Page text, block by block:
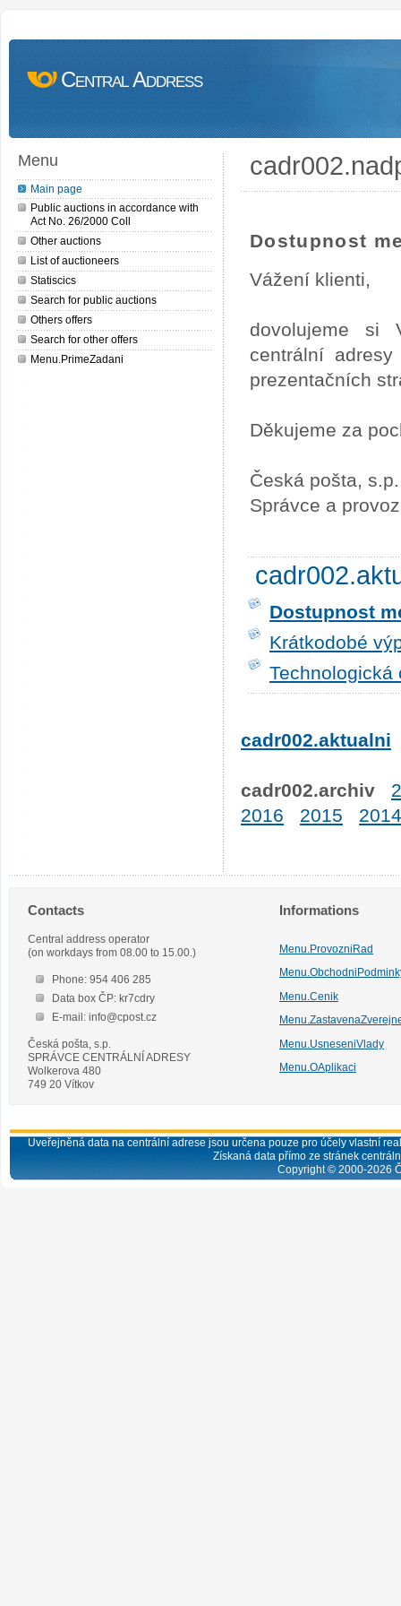
Central Address
Menu
Main page
Public auctions in accordance with
Act No. 26/2000 Coll
Other auctions
List of auctioneers
Statiscics
Search for public auctions
Others offers
Search for other offers
Menu.PrimeZadani
Dostupnost
Vážení klienti,
dovolujeme si
centrální
prezentačních
Děkujeme za
Česká pošta, s.p.
Správce a
Dostupnost
Krátkodobé
Technologická
cadr002.aktualni
cadr002.archiv
2016
2015 2014
Contacts
Central address operator
(on workdays from 08.00 to 15.00.)
Phone: 954 406 285
Data box ČP: kr7cdry
E-mail: info@cpost.cz
Česká pošta, s.p.
SPRÁVCE CENTRÁLNÍ ADRESY
Wolkerova 480
749 20 Vítkov
Informations
Menu.ProvozniRad
Menu.Cenik
Menu.UsneseniVlady
Menu.OAplikaci
Uveřejněná data na centrální adrese jsou určena pouze pro účely vlastní
Získaná data přímo ze stránek
Copyright © 2000-2026